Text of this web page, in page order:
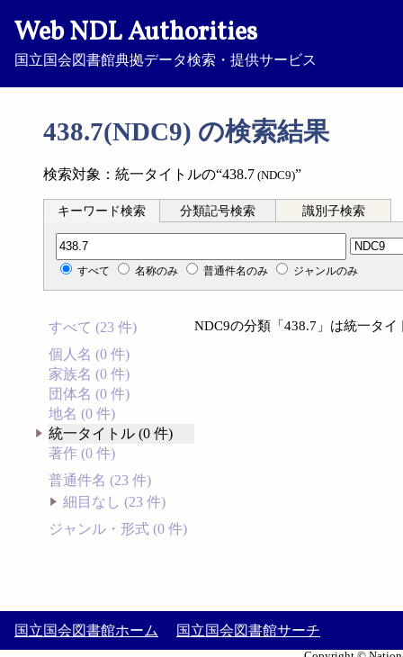
Web NDL Authorities
国立国会図書館典拠データ検索・提供サービス
438.7(NDC9) の検索結果
検索対象：統一タイトルの“438.7 (NDC9)”
キーワード検索 分類記号検索 識別子検索
分類記号検索
すべて 名称のみ 普通件名のみ ジャンルのみ
すべて (23 件)
個人名 (0 件)
家族名 (0 件)
団体名 (0 件)
地名 (0 件)
統一タイトル (0 件)
著作 (0 件)
普通件名 (23 件)
細目なし (23 件)
ジャンル・形式 (0 件)
NDC9の分類「438.7」は統一タ
国立国会図書館ホーム 国立国会図書館サーチ